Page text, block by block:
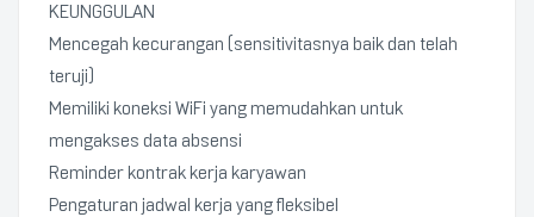
KEUNGGULAN
Mencegah kecurangan (sensitivitasnya baik dan telah
teruji)
Memiliki koneksi WiFi yang memudahkan untuk
mengakses data absensi
Reminder kontrak kerja karyawan
Pengaturan jadwal kerja yang fleksibel